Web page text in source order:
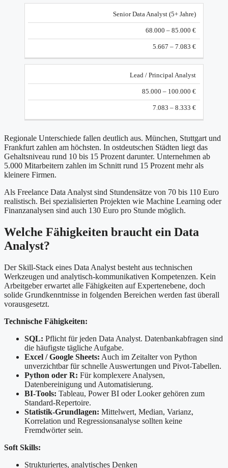
Senior Data Analyst (5+ Jahre)
68.000 – 85.000 €
5.667 – 7.083 €
Lead / Principal Analyst
85.000 – 100.000 €
7.083 – 8.333 €
Regionale Unterschiede fallen deutlich aus. München, Stuttgart und
Frankfurt zahlen am höchsten. In ostdeutschen Städten liegt das
Gehaltsniveau rund 10 bis 15 Prozent darunter. Unternehmen ab
5.000 Mitarbeitern zahlen im Schnitt rund 15 Prozent mehr als
kleinere Firmen.
Als Freelance Data Analyst sind Stundensätze von 70 bis 110 Euro
realistisch. Bei spezialisierten Projekten wie Machine Learning oder
Finanzanalysen sind auch 130 Euro pro Stunde möglich.
Welche Fähigkeiten braucht ein Data
Analyst?
Der Skill-Stack eines Data Analyst besteht aus technischen
Werkzeugen und analytisch-kommunikativen Kompetenzen. Kein
Arbeitgeber erwartet alle Fähigkeiten auf Expertenebene, doch
solide Grundkenntnisse in folgenden Bereichen werden fast überall
vorausgesetzt.
Technische Fähigkeiten:
SQL: Pflicht für jeden Data Analyst. Datenbankabfragen sind
die häufigste tägliche Aufgabe.
Excel / Google Sheets: Auch im Zeitalter von Python
unverzichtbar für schnelle Auswertungen und Pivot-Tabellen.
Python oder R: Für komplexere Analysen,
Datenbereinigung und Automatisierung.
BI-Tools: Tableau, Power BI oder Looker gehören zum
Standard-Repertoire.
Statistik-Grundlagen: Mittelwert, Median, Varianz,
Korrelation und Regressionsanalyse sollten keine
Fremdwörter sein.
Soft Skills:
Strukturiertes, analytisches Denken